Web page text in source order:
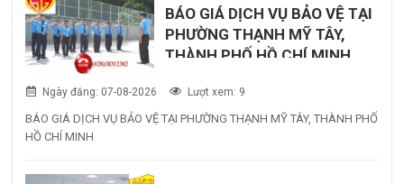
BÁO GIÁ DỊCH VỤ BẢO VỆ TẠI
PHƯỜNG THẠNH MỸ TÂY,
THÀNH PHỐ HỒ CHÍ MINH
Ngày đăng: 07-08-2026 Lượt xem: 9
BÁO GIÁ DỊCH VỤ BẢO VỆ TẠI PHƯỜNG THẠNH MỸ TÂY, THÀNH PHỐ
HỒ CHÍ MINH